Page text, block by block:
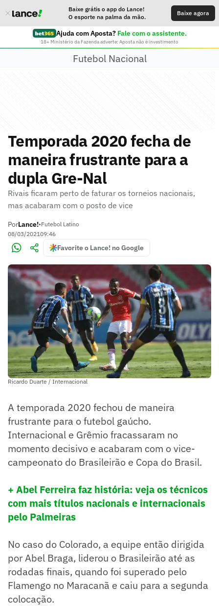
Baixe grátis o app do Lance!
O esporte na palma da mão.
Baixe agora
Ajuda com Aposta? Fale com o assistente.
18+ Ministério da Fazenda adverte: Aposta não é investimento
Futebol Nacional
Temporada 2020 fecha de
maneira frustrante para a
dupla Gre-Nal
Rivais ficaram perto de faturar os torneios nacionais,
mas acabaram com o posto de vice
PorLance!•Futebol Latino
08/03/202109:46
Favorite o Lance! no Google
Ricardo Duarte / Internacional
A temporada 2020 fechou de maneira
frustrante para o futebol gaúcho.
Internacional e Grêmio fracassaram no
momento decisivo e acabaram com o vice-
campeonato do Brasileirão e Copa do Brasil.
+ Abel Ferreira faz história: veja os técnicos
com mais títulos nacionais e internacionais
pelo Palmeiras
No caso do Colorado, a equipe então dirigida
por Abel Braga, liderou o Brasileirão até as
rodadas finais, quando foi superado pelo
Flamengo no Maracanã e caiu para a segunda
colocação.